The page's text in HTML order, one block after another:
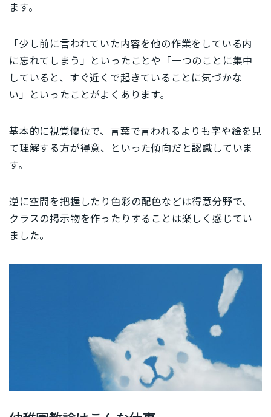
ます。
「少し前に言われていた内容を他の作業をしている内
に忘れてしまう」といったことや「一つのことに集中
していると、すぐ近くで起きていることに気づかな
い」といったことがよくあります。
基本的に視覚優位で、言葉で言われるよりも字や絵を見
て理解する方が得意、といった傾向だと認識していま
す。
逆に空間を把握したり色彩の配色などは得意分野で、
クラスの掲示物を作ったりすることは楽しく感じてい
ました。